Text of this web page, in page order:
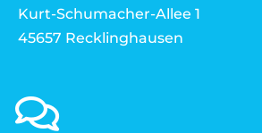
Kurt-Schumacher-Allee 1
45657 Recklinghausen